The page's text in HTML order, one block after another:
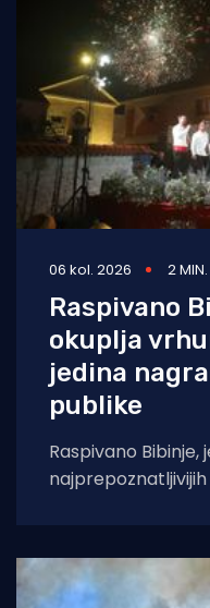
06 kol. 2026 2
Raspivano
okuplja
jedina
publike
Raspivano Bibinje,